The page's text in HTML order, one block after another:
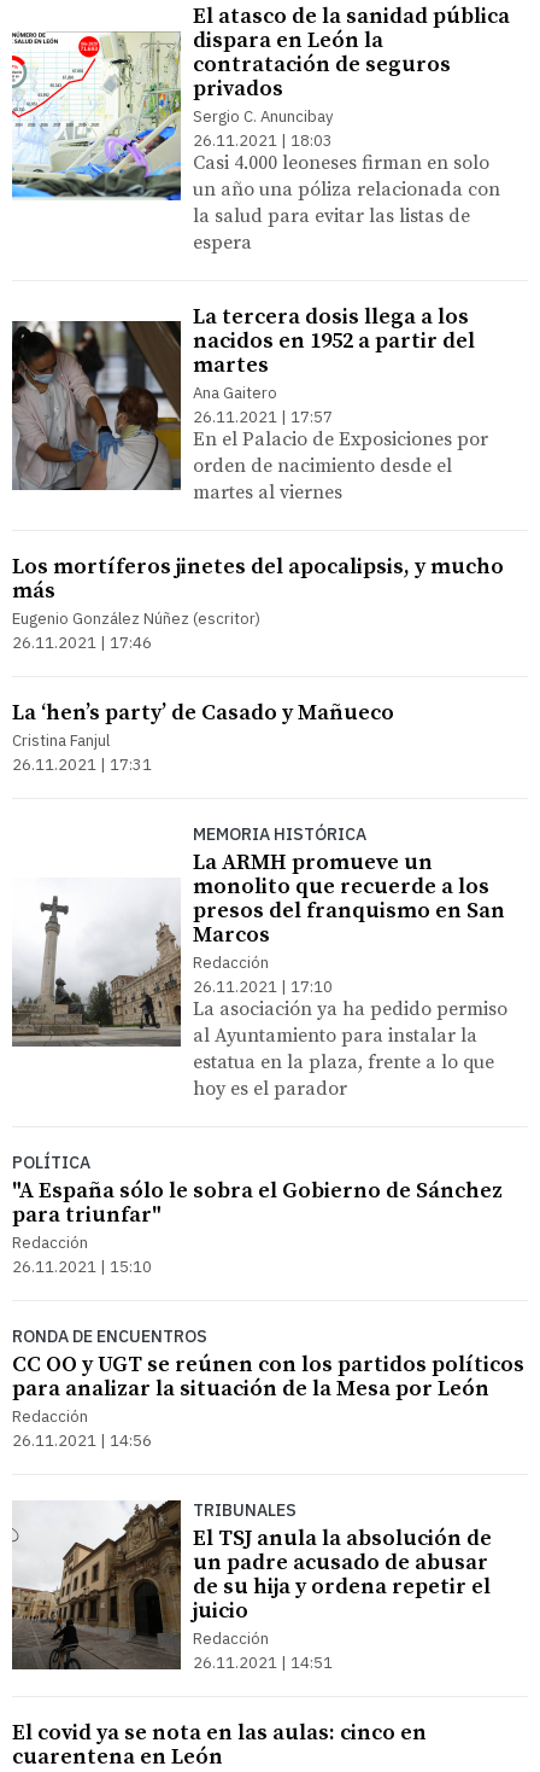
El atasco de la sanidad pública
dispara en León la
contratación de seguros
privados
Sergio C. Anuncibay
26.11.2021 | 18:03
Casi 4.000 leoneses firman en solo
un año una póliza relacionada con
la salud para evitar las listas de
espera
La tercera dosis llega a los
nacidos en 1952 a partir del
martes
Ana Gaitero
26.11.2021 | 17:57
En el Palacio de Exposiciones por
orden de nacimiento desde el
martes al viernes
Los mortíferos jinetes del apocalipsis, y mucho
más
Eugenio González Núñez (escritor)
26.11.2021 | 17:46
La ‘hen’s party’ de Casado y Mañueco
Cristina Fanjul
26.11.2021 | 17:31
MEMORIA HISTÓRICA
La ARMH promueve un
monolito que recuerde a los
presos del franquismo en San
Marcos
Redacción
26.11.2021 | 17:10
La asociación ya ha pedido permiso
al Ayuntamiento para instalar la
estatua en la plaza, frente a lo que
hoy es el parador
POLÍTICA
"A España sólo le sobra el Gobierno de Sánchez
para triunfar"
Redacción
26.11.2021 | 15:10
RONDA DE ENCUENTROS
CC OO y UGT se reúnen con los partidos políticos
para analizar la situación de la Mesa por León
Redacción
26.11.2021 | 14:56
TRIBUNALES
El TSJ anula la absolución de
un padre acusado de abusar
de su hija y ordena repetir el
juicio
Redacción
26.11.2021 | 14:51
El covid ya se nota en las aulas: cinco en
cuarentena en León